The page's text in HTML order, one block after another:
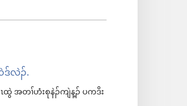
ဒ်လဲၣ်.
ထွဲ အတၢ်ဟံးစုနဲၣ်ကျဲန့ၣ်​ ပကဒိး